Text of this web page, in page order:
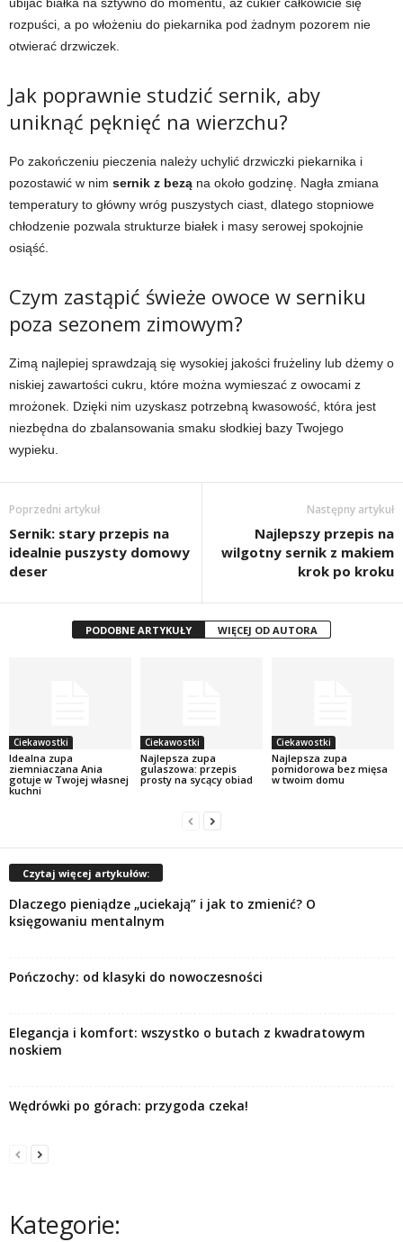
rozpuści, a po włożeniu do piekarnika pod żadnym pozorem nie
otwierać drzwiczek.
Jak poprawnie studzić sernik, aby
uniknąć pęknięć na wierzchu?
Po zakończeniu pieczenia należy uchylić drzwiczki piekarnika i
pozostawić w nim sernik z bezą na około godzinę. Nagła zmiana
temperatury to główny wróg puszystych ciast, dlatego stopniowe
chłodzenie pozwala strukturze białek i masy serowej spokojnie
osiąść.
Czym zastąpić świeże owoce w serniku
poza sezonem zimowym?
Zimą najlepiej sprawdzają się wysokiej jakości frużeliny lub dżemy o
niskiej zawartości cukru, które można wymieszać z owocami z
mrożonek. Dzięki nim uzyskasz potrzebną kwasowość, która jest
niezbędna do zbalansowania smaku słodkiej bazy Twojego
wypieku.
Poprzedni artykuł
Sernik: stary przepis na
idealnie puszysty domowy
deser
Następny artykuł
Najlepszy przepis na
wilgotny sernik z makiem
krok po kroku
PODOBNE ARTYKUŁY WIĘCEJ OD AUTORA
Ciekawostki
Idealna zupa
ziemniaczana Ania
gotuje w Twojej własnej
kuchni
Ciekawostki
Najlepsza zupa
gulaszowa: przepis
prosty na sycący obiad
Ciekawostki
Najlepsza zupa
pomidorowa bez mięsa
w twoim domu
Czytaj więcej artykułów:
Dlaczego pieniądze „uciekają” i jak to zmienić? O
księgowaniu mentalnym
Pończochy: od klasyki do nowoczesności
Elegancja i komfort: wszystko o butach z kwadratowym
noskiem
Wędrówki po górach: przygoda czeka!
Kategorie: